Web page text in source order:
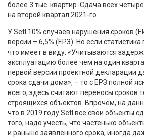
более 3 тыс. квартир. Сдача всех
на второй квартал 2021-го.
У Setl 10% случаев нарушения сроков
версии – 6,5% (ЕРЗ). Но если
что имеет в виду: «Учитываются
эксплуатацию более чем на один
первой версии проектной декларации
срока сдачи дома», – то с ЕРЗ полной
всего, здесь считают переносы сроков
строящихся объектов. Впрочем, на
что в 2019 году Setl все свои объекты
того, надо учесть, что частенько
и раньше заявленного срока, иногда